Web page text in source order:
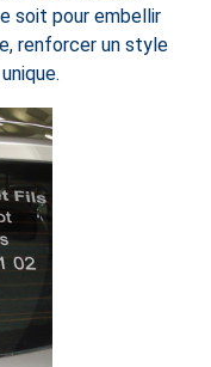
soit pour embellir
renforcer un style